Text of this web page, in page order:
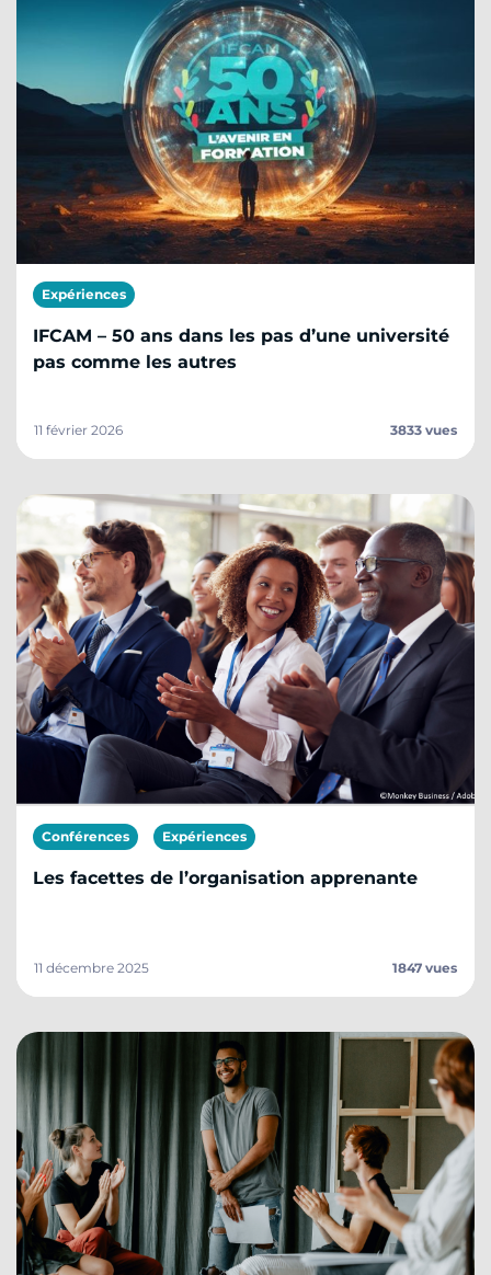
Expériences
IFCAM – 50 ans dans les pas d’une université
pas comme les autres
11 février 2026 3833 vues
Conférences Expériences
Les facettes de l’organisation apprenante
11 décembre 2025 1847 vues